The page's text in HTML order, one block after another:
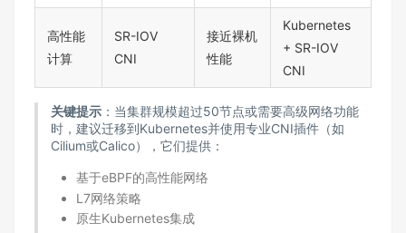
高性能
计算
SR-IOV
CNI
接近裸机
性能
Kubernetes
+ SR-IOV
CNI
关键提示：当集群规模超过50节点或需要高级网络功能
时，建议迁移到Kubernetes并使用专业CNI插件（如
Cilium或Calico），它们提供：
基于eBPF的高性能网络
L7网络策略
原生Kubernetes集成